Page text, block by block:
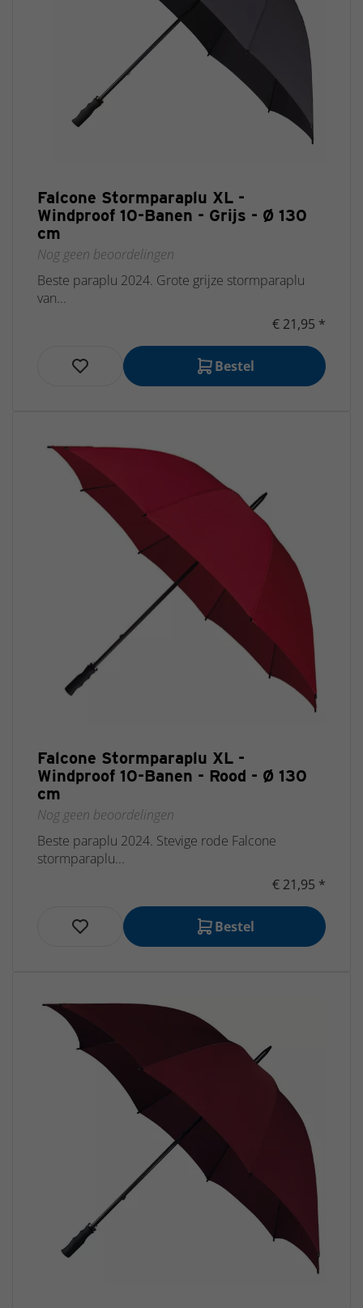
Falcone Stormparaplu XL -
Windproof 10-Banen - Grijs - Ø 130
cm
Nog geen beoordelingen
Beste paraplu 2024. Grote grijze stormparaplu
van...
€ 21,95 *
Bestel
Falcone Stormparaplu XL -
Windproof 10-Banen - Rood - Ø 130
cm
Nog geen beoordelingen
Beste paraplu 2024. Stevige rode Falcone
stormparaplu...
€ 21,95 *
Bestel